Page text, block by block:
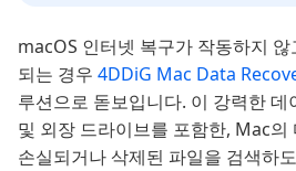
macOS 인터넷 복구가 작동하지
되는 경우 4DDiG Mac Data
루션으로 돋보입니다. 이 강력한
및 외장 드라이브를 포함한, Mac의
손실되거나 삭제된 파일을 검색하